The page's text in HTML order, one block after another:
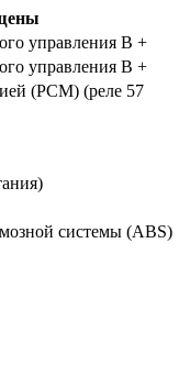
управления B +
управления B +
(PCM) (реле 57
системы (ABS)